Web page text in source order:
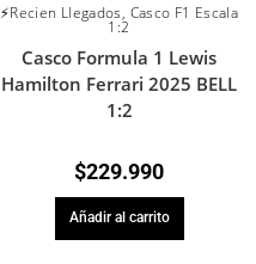
⚡Recien Llegados, Casco F1 Escala
1:2
Casco Formula 1 Lewis
Hamilton Ferrari 2025 BELL
1:2
$229.990
Añadir al carrito